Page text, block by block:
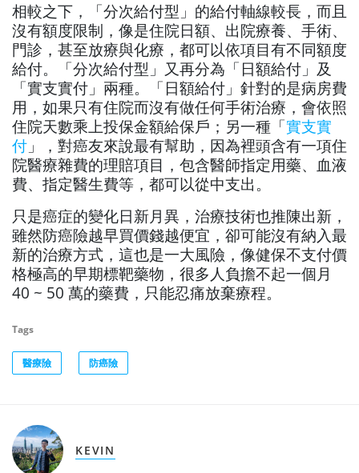
相較之下，「分次給付型」的給付軸線較長，而且
沒有額度限制，像是住院日額、出院療養、手術、
門診，甚至放療與化療，都可以依項目有不同額度
給付。「分次給付型」又再分為「日額給付」及
「實支實付」兩種。「日額給付」針對的是病房費
用，如果只有住院而沒有做任何手術治療，會依照
住院天數乘上投保金額給保戶；另一種「實支實
付 」，對癌友來說最有幫助，因為裡頭含有一項住
院醫療雜費的理賠項目，包含醫師指定用藥、血液
費、指定醫生費等，都可以從中支出。
只是癌症的變化日新月異，治療技術也推陳出新，
雖然防癌險越早買價錢越便宜，卻可能沒有納入最
新的治療方式，這也是一大風險，像健保不支付價
格極高的早期標靶藥物，很多人負擔不起一個月
40 ~ 50 萬的藥費，只能忍痛放棄療程。
Tags
醫療險 防癌險
KEVIN